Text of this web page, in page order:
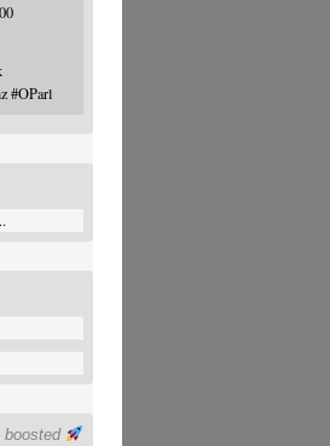
#OParl
boosted